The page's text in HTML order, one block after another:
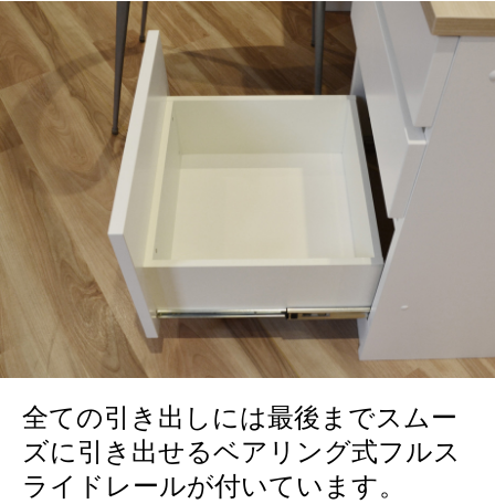
全ての引き出しには最後までスムー
ズに引き出せるベアリング式フルス
ライドレールが付いています。